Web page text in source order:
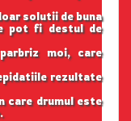
solutii de buna
pot fi destul de
moi, care
rezultate
care drumul este